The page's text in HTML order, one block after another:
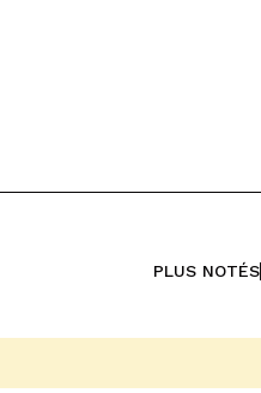
PLUS NOTÉS